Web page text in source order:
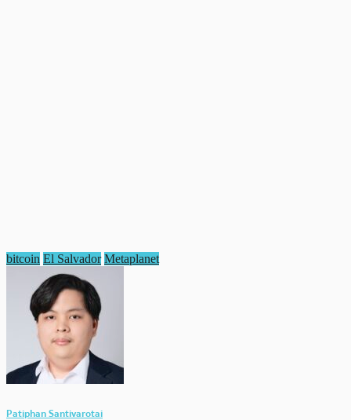
bitcoin El Salvador Metaplanet
Patiphan Santivarotai